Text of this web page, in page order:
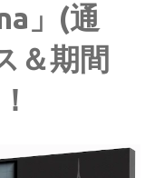
」(通
＆期間